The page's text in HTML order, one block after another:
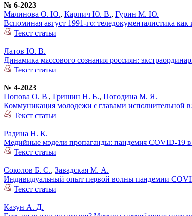
№ 6-2023
Малинова О. Ю., Карпич Ю. В., Гурин М. Ю.
Вспоминая август 1991-го: теледокументалистика
Текст статьи
Латов Ю. В.
Динамика массового сознания россиян:
Текст статьи
№ 4-2023
Попова О. В., Гришин Н. В., Погодина М. Я.
Коммуникация молодежи с главами исполнительной
Текст статьи
Радина Н. К.
Медийные модели пропаганды: пандемия COVID-19
Текст статьи
Соколов Б. О., Завадская М. А.
Индивидуальный опыт первой волны пандемии
Текст статьи
Казун А. Д.